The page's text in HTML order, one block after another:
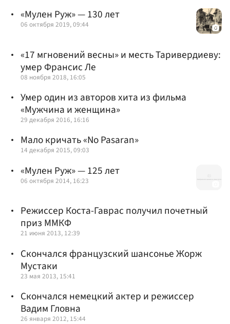
«Мулен Руж» — 130 лет
06 октября 2019, 09:44
«17 мгновений весны» и месть Таривердиеву:
умер Франсис Ле
08 ноября 2018, 16:05
Умер один из авторов хита из фильма
«Мужчина и женщина»
29 декабря 2016, 16:16
Мало кричать «No Pasaran»
14 декабря 2015, 09:03
«Мулен Руж» — 125 лет
06 октября 2014, 16:23
Режиссер Коста-Гаврас получил почетный
приз ММКФ
21 июня 2013, 12:39
Скончался французский шансонье Жорж
Мустаки
23 мая 2013, 15:41
Скончался немецкий актер и режиссер
Вадим Гловна
26 января 2012, 15:44